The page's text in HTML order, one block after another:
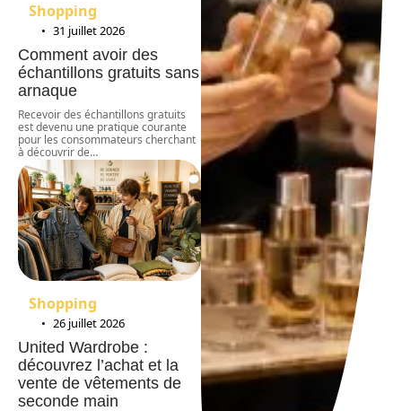
Shopping
31 juillet 2026
Comment avoir des
échantillons gratuits sans
arnaque
Recevoir des échantillons gratuits
est devenu une pratique courante
pour les consommateurs cherchant
à découvrir de…
Shopping
26 juillet 2026
United Wardrobe :
découvrez l’achat et la
vente de vêtements de
seconde main